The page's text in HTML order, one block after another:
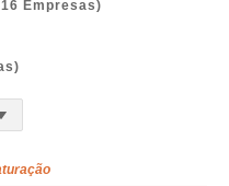
Empresas)